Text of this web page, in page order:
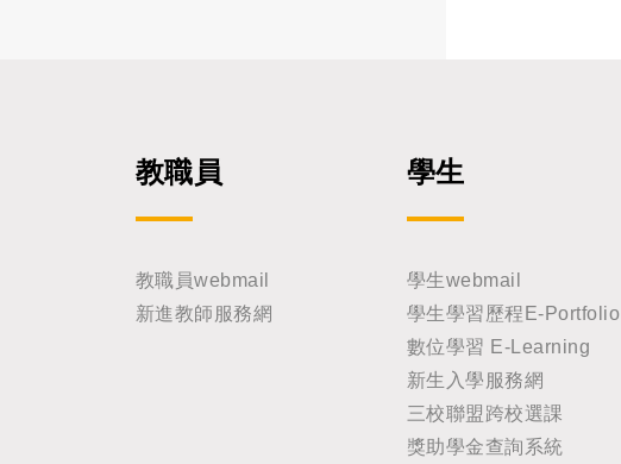
教職員
教職員webmail
新進教師服務網
學生
學生webmail
學生學習歷程E-Portfolio
數位學習 E-Learning
新生入學服務網
三校聯盟跨校選課
獎助學金查詢系統